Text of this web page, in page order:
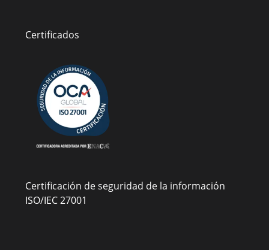
Certificados
Certificación de seguridad de la información
ISO/IEC 27001